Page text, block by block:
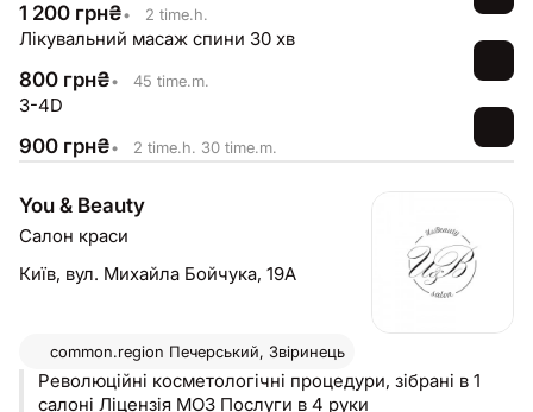
1 200 грн₴• 2 time.h.
Лікувальний масаж спини 30 хв
800 грн₴• 45 time.m.
3-4D
900 грн₴• 2 time.h. 30 time.m.
You & Beauty
Салон краси
Київ, вул. Михайла Бойчука, 19А
common.region Печерський, Звіринець
Революційні косметологічні процедури, зібрані в 1
салоні Ліцензія МОЗ Послуги в 4 руки